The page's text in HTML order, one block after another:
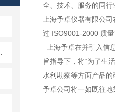
全、技术、服务的同
上海予卓仪器有限公
过 ISO9001-2000 质
上海予卓在并引入信
旨指导下，将“为了生
水利勘察等方面产品
予卓公司将一如既往地